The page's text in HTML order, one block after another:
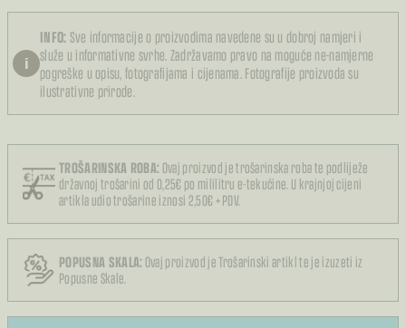
TROŠARINSKA ROBA: Ovaj proizvod je trošarinska roba te podliježe
državnoj trošarini od 0,25€ po mililitru e-tekućine. U krajnjoj cijeni
artikla udio trošarine iznosi 2,50€ + PDV.
POPUSNA SKALA: Ovaj proizvod je Trošarinski artikl te je izuzeti iz
Popusne Skale.
i
INFO: Sve informacije o proizvodima navedene su u dobroj namjeri i
služe u informativne svrhe. Zadržavamo pravo na moguće ne-namjerne
pogreške u opisu, fotografijama i cijenama. Fotografije proizvoda su
ilustrativne prirode.